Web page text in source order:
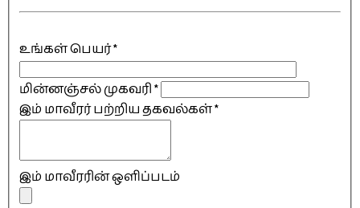
உங்கள் பெயர்*
மின்னஞ்சல் முகவரி*
இம் மாவீரர் பற்றிய தகவல்கள்*
இம் மாவீரரின் ஒளிப்படம்